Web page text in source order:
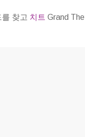
를 찾고 치트 Grand